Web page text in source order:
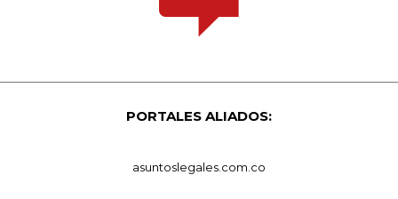
PORTALES ALIADOS:
asuntoslegales.com.co